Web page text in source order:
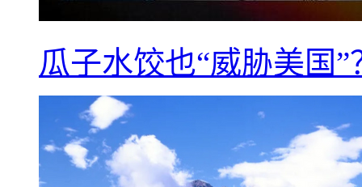
瓜子水饺也“威胁美国”